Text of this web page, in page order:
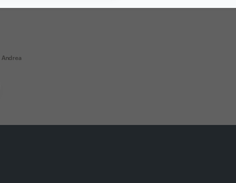
Andrea